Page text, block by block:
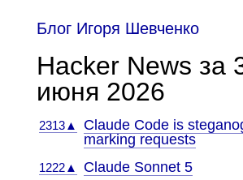
Блог Игоря Шевченко
Hacker News за
июня 2026
2313▲
Claude Code is
marking requests
1222▲ Claude Sonnet 5